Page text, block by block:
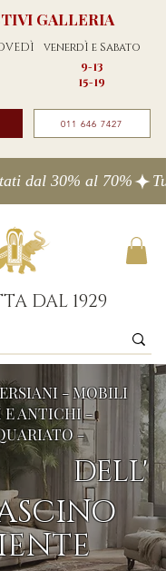
GALLERIA
venerdÌ e Sabato
9-13
15-19
011 646 7427
dal 30% al 70%
DAL 1929
- MOBILI
E ANTICHI -
-
DELL'